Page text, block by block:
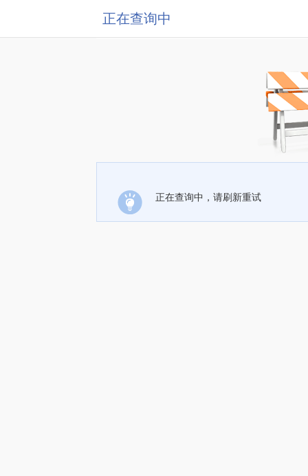
正在查询中
正在查询中，请刷新重试